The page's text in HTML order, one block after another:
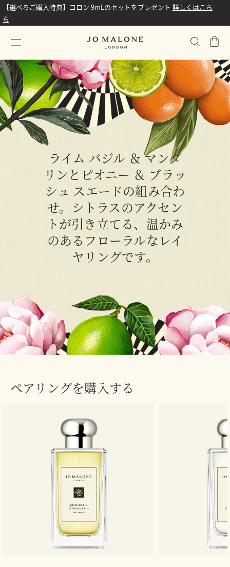
【選べるご購入特典】コロン 9mLのセットをプレゼント 詳しくはこち
ら
シ
ッ
ピ
ン
グ
バ
ッ
ライム バジル ＆ マンダ
リンとピオニー ＆ ブラッ
シュ スエードの組み合わ
せ。シトラスのアクセン
トが引き立てる、温かみ
のあるフローラルなレイ
ヤリングです。
ペアリングを購入する